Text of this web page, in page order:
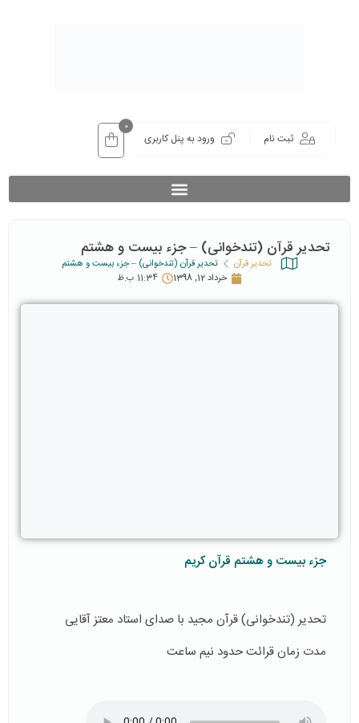
ثبت نام ورود به پنل کاربری
0
تحدیر قرآن (تندخوانی) – جزء بیست و هشتم
تحدیر قرآن
تحدیر قرآن (تندخوانی) – جزء بیست و هشتم
خرداد 12, 1398
11:34 ب.ظ
جزء بیست و هشتم قرآن کریم
تحدیر (تندخوانی) قرآن مجید با صدای استاد معتز آقایی
مدت زمان قرائت حدود نیم ساعت